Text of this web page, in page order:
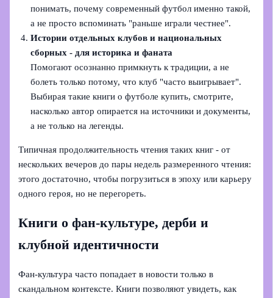
понимать, почему современный футбол именно такой,
а не просто вспоминать "раньше играли честнее".
Истории отдельных клубов и национальных
сборных - для историка и фаната
Помогают осознанно примкнуть к традиции, а не
болеть только потому, что клуб "часто выигрывает".
Выбирая такие книги о футболе купить, смотрите,
насколько автор опирается на источники и документы,
а не только на легенды.
Типичная продолжительность чтения таких книг - от
нескольких вечеров до пары недель размеренного чтения:
этого достаточно, чтобы погрузиться в эпоху или карьеру
одного героя, но не перегореть.
Книги о фан-культуре, дерби и
клубной идентичности
Фан-культура часто попадает в новости только в
скандальном контексте. Книги позволяют увидеть, как